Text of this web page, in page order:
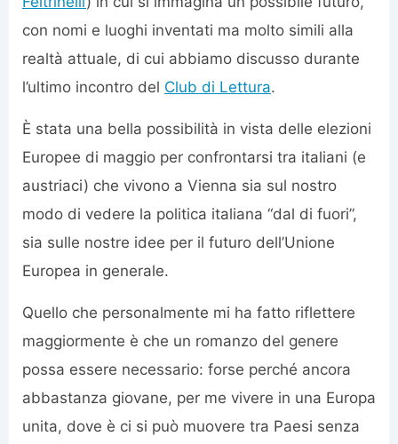
con nomi e luoghi inventati ma molto simili alla
realtà attuale, di cui abbiamo discusso durante
l’ultimo incontro del Club di Lettura.
È stata una bella possibilità in vista delle elezioni
Europee di maggio per confrontarsi tra italiani (e
austriaci) che vivono a Vienna sia sul nostro
modo di vedere la politica italiana “dal di fuori”,
sia sulle nostre idee per il futuro dell’Unione
Europea in generale.
Quello che personalmente mi ha fatto riflettere
maggiormente è che un romanzo del genere
possa essere necessario: forse perché ancora
abbastanza giovane, per me vivere in una Europa
unita, dove è ci si può muovere tra Paesi senza